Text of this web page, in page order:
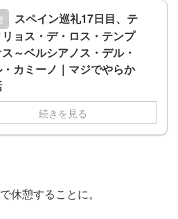
スペイン巡礼17日目、テ
ョス・デ・ロス・テンプ
～ベルシアノス・デル・
・カミーノ｜マジでやらか
続きを見る
休憩することに。